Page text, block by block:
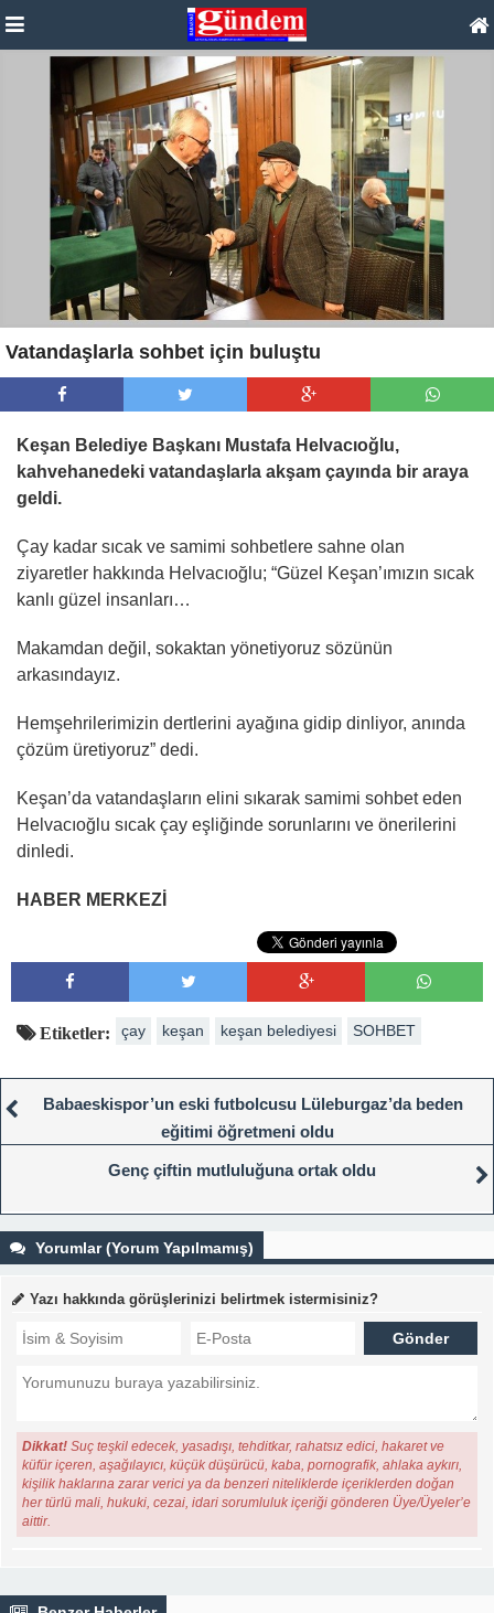
Vatandaşlarla sohbet için buluştu
Keşan Belediye Başkanı Mustafa Helvacıoğlu,
kahvehanedeki vatandaşlarla akşam çayında bir araya
geldi.
Çay kadar sıcak ve samimi sohbetlere sahne olan
ziyaretler hakkında Helvacıoğlu; “Güzel Keşan’ımızın sıcak
kanlı güzel insanları…
Makamdan değil, sokaktan yönetiyoruz sözünün
arkasındayız.
Hemşehrilerimizin dertlerini ayağına gidip dinliyor, anında
çözüm üretiyoruz” dedi.
Keşan’da vatandaşların elini sıkarak samimi sohbet eden
Helvacıoğlu sıcak çay eşliğinde sorunlarını ve önerilerini
dinledi.
HABER MERKEZİ
Etiketler: çay keşan keşan belediyesi SOHBET
Babaeskispor’un eski futbolcusu Lüleburgaz’da beden
eğitimi öğretmeni oldu
Genç çiftin mutluluğuna ortak oldu
Yorumlar (Yorum Yapılmamış)
Yazı hakkında görüşlerinizi belirtmek istermisiniz?
Dikkat! Suç teşkil edecek, yasadışı, tehditkar, rahatsız edici, hakaret ve
küfür içeren, aşağılayıcı, küçük düşürücü, kaba, pornografik, ahlaka aykırı,
kişilik haklarına zarar verici ya da benzeri niteliklerde içeriklerden doğan
her türlü mali, hukuki, cezai, idari sorumluluk içeriği gönderen Üye/Üyeler’e
aittir.